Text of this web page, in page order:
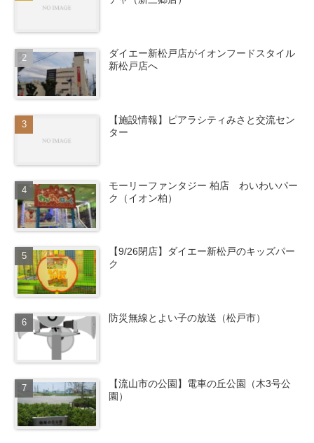
ダイエー新松戸店がイオンフードスタイル
新松戸店へ
【施設情報】ピアラシティみさと交流セン
ター
モーリーファンタジー 柏店 わいわいパー
ク（イオン柏）
【9/26閉店】ダイエー新松戸のキッズパー
ク
防災無線とよい子の放送（松戸市）
【流山市の公園】電車の丘公園（木3号公
園）